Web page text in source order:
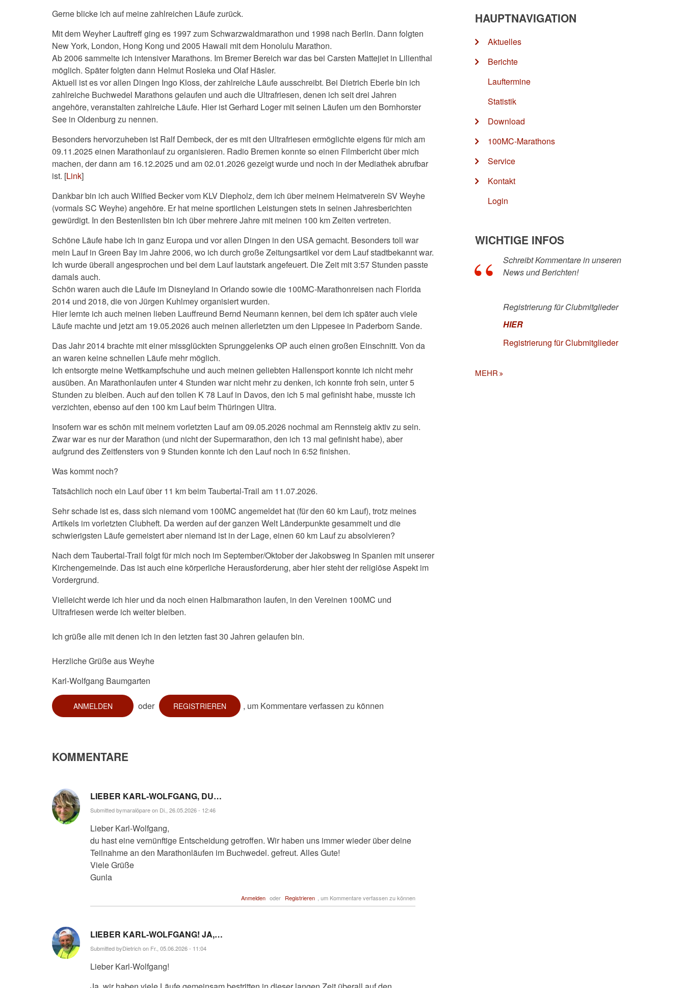
Gerne blicke ich auf meine zahlreichen Läufe zurück.
Mit dem Weyher Lauftreff ging es 1997 zum Schwarzwaldmarathon und 1998 nach Berlin. Dann folgten
New York, London, Hong Kong und 2005 Hawaii mit dem Honolulu Marathon.
Ab 2006 sammelte ich intensiver Marathons. Im Bremer Bereich war das bei Carsten Mattejiet in Lilienthal
möglich. Später folgten dann Helmut Rosieka und Olaf Häsler.
Aktuell ist es vor allen Dingen Ingo Kloss, der zahlreiche Läufe ausschreibt. Bei Dietrich Eberle bin ich
zahlreiche Buchwedel Marathons gelaufen und auch die Ultrafriesen, denen ich seit drei Jahren
angehöre, veranstalten zahlreiche Läufe. Hier ist Gerhard Loger mit seinen Läufen um den Bornhorster
See in Oldenburg zu nennen.
Besonders hervorzuheben ist Ralf Dembeck, der es mit den Ultrafriesen ermöglichte eigens für mich am
09.11.2025 einen Marathonlauf zu organisieren. Radio Bremen konnte so einen Filmbericht über mich
machen, der dann am 16.12.2025 und am 02.01.2026 gezeigt wurde und noch in der Mediathek abrufbar
ist. [Link]
Dankbar bin ich auch Wilfied Becker vom KLV Diepholz, dem ich über meinem Heimatverein SV Weyhe
(vormals SC Weyhe) angehöre. Er hat meine sportlichen Leistungen stets in seinen Jahresberichten
gewürdigt. In den Bestenlisten bin ich über mehrere Jahre mit meinen 100 km Zeiten vertreten.
Schöne Läufe habe ich in ganz Europa und vor allen Dingen in den USA gemacht. Besonders toll war
mein Lauf in Green Bay im Jahre 2006, wo ich durch große Zeitungsartikel vor dem Lauf stadtbekannt war.
Ich wurde überall angesprochen und bei dem Lauf lautstark angefeuert. Die Zeit mit 3:57 Stunden passte
damals auch.
Schön waren auch die Läufe im Disneyland in Orlando sowie die 100MC-Marathonreisen nach Florida
2014 und 2018, die von Jürgen Kuhlmey organisiert wurden.
Hier lernte ich auch meinen lieben Lauffreund Bernd Neumann kennen, bei dem ich später auch viele
Läufe machte und jetzt am 19.05.2026 auch meinen allerletzten um den Lippesee in Paderborn Sande.
Das Jahr 2014 brachte mit einer missglückten Sprunggelenks OP auch einen großen Einschnitt. Von da
an waren keine schnellen Läufe mehr möglich.
Ich entsorgte meine Wettkampfschuhe und auch meinen geliebten Hallensport konnte ich nicht mehr
ausüben. An Marathonlaufen unter 4 Stunden war nicht mehr zu denken, ich konnte froh sein, unter 5
Stunden zu bleiben. Auch auf den tollen K 78 Lauf in Davos, den ich 5 mal gefinisht habe, musste ich
verzichten, ebenso auf den 100 km Lauf beim Thüringen Ultra.
Insofern war es schön mit meinem vorletzten Lauf am 09.05.2026 nochmal am Rennsteig aktiv zu sein.
Zwar war es nur der Marathon (und nicht der Supermarathon, den ich 13 mal gefinisht habe), aber
aufgrund des Zeitfensters von 9 Stunden konnte ich den Lauf noch in 6:52 finishen.
Was kommt noch?
Tatsächlich noch ein Lauf über 11 km beim Taubertal-Trail am 11.07.2026.
Sehr schade ist es, dass sich niemand vom 100MC angemeldet hat (für den 60 km Lauf), trotz meines
Artikels im vorletzten Clubheft. Da werden auf der ganzen Welt Länderpunkte gesammelt und die
schwierigsten Läufe gemeistert aber niemand ist in der Lage, einen 60 km Lauf zu absolvieren?
Nach dem Taubertal-Trail folgt für mich noch im September/Oktober der Jakobsweg in Spanien mit unserer
Kirchengemeinde. Das ist auch eine körperliche Herausforderung, aber hier steht der religiöse Aspekt im
Vordergrund.
Vielleicht werde ich hier und da noch einen Halbmarathon laufen, in den Vereinen 100MC und
Ultrafriesen werde ich weiter bleiben.
Ich grüße alle mit denen ich in den letzten fast 30 Jahren gelaufen bin.
Herzliche Grüße aus Weyhe
Karl-Wolfgang Baumgarten
ANMELDEN oder REGISTRIEREN , um Kommentare verfassen zu können
KOMMENTARE
LIEBER KARL-WOLFGANG, DU…
Submitted bymaralöpareon Di., 26.05.2026 - 12:46
Lieber Karl-Wolfgang,
du hast eine vernünftige Entscheidung getroffen. Wir haben uns immer wieder über deine
Teilnahme an den Marathonläufen im Buchwedel. gefreut. Alles Gute!
Viele Grüße
Gunla
Anmelden oder Registrieren , um Kommentare verfassen zu können
LIEBER KARL-WOLFGANG! JA,…
Submitted byDietrichon Fr., 05.06.2026 - 11:04
Lieber Karl-Wolfgang!
HAUPTNAVIGATION
Aktuelles
Berichte
Lauftermine
Statistik
Download
100MC-Marathons
Service
Kontakt
Login
WICHTIGE INFOS
Schreibt Kommentare in unseren
News und Berichten!
Registrierung für Clubmitglieder
HIER
Registrierung für Clubmitglieder
MEHR